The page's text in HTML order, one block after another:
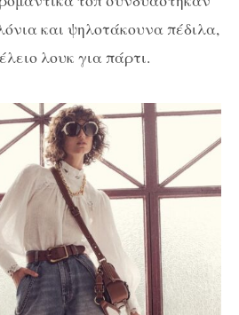
και ψηλοτάκουνα πέδιλα,
λουκ για πάρτι.